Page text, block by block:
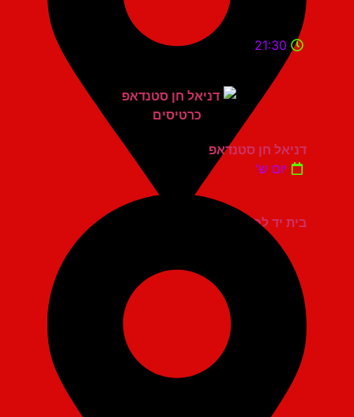
בית יד לבנים אשדוד
21:30
דניאל חן סטנדאפ
יום ש'